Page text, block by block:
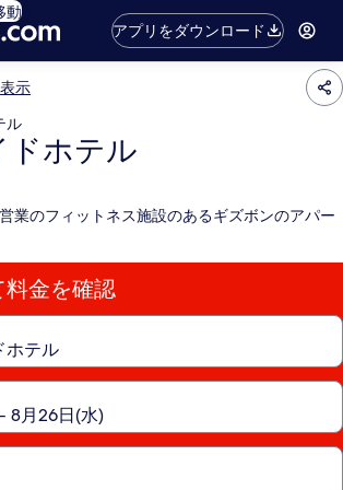
動
アプリをダウンロード
示
ル
ドホテル
業のフィットネス施設のあるギズボンのアパー
料金を確認